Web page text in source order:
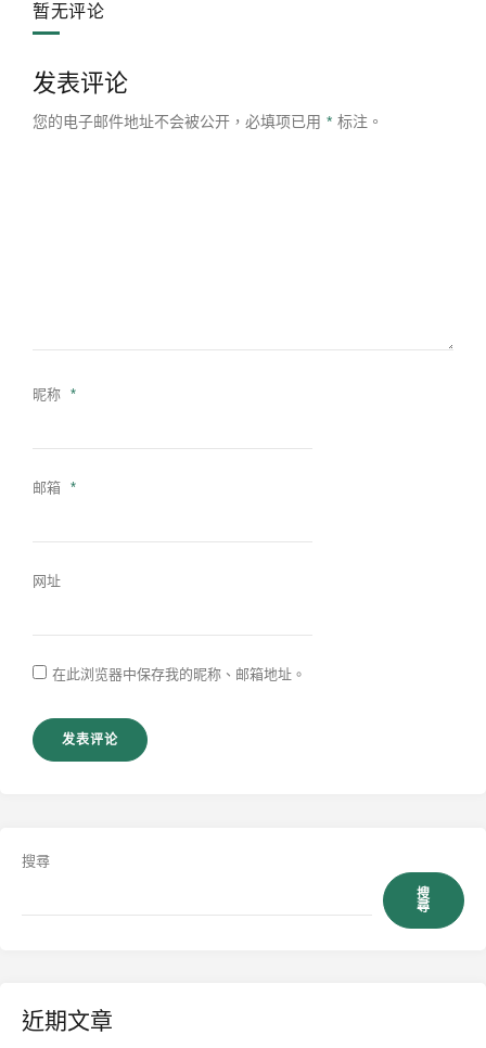
暂无评论
发表评论
您的电子邮件地址不会被公开， 必填项已用 * 标注。
昵称 *
邮箱 *
网址
在此浏览器中保存我的昵称、邮箱地址。
搜尋
搜
尋
近期文章